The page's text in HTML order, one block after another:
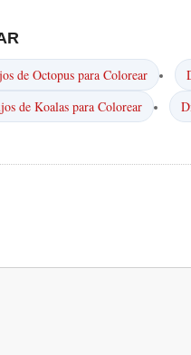
de Octopus para Colorear
de Koalas para Colorear